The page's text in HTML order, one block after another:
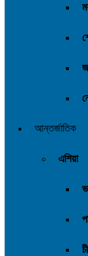
আন্তর্জাতিক
এশিয়া